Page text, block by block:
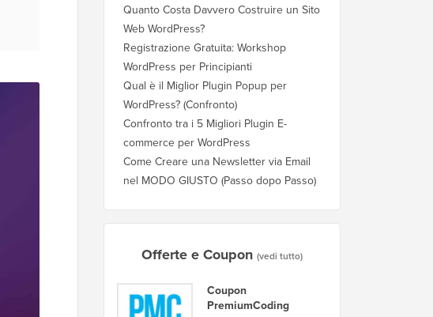
Quanto Costa Davvero Costruire un Sito
Web WordPress?
Registrazione Gratuita: Workshop
WordPress per Principianti
Qual è il Miglior Plugin Popup per
WordPress? (Confronto)
Confronto tra i 5 Migliori Plugin E-
commerce per WordPress
Come Creare una Newsletter via Email
nel MODO GIUSTO (Passo dopo Passo)
Offerte e Coupon (vedi tutto)
Coupon
PremiumCoding